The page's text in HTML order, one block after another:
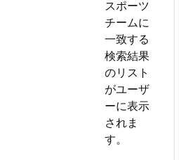
スポーツ
チームに
一致する
検索結果
のリスト
がユーザ
ーに表示
されま
す。